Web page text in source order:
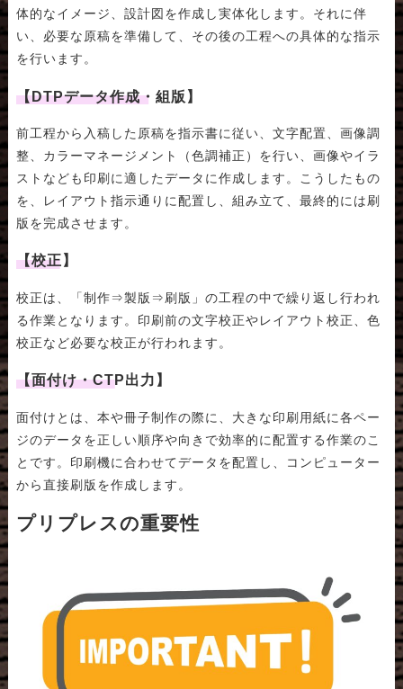
体的なイメージ、設計図を作成し実体化します。それに伴
い、必要な原稿を準備して、その後の工程への具体的な指示
を行います。
【DTPデータ作成・組版】
前工程から入稿した原稿を指示書に従い、文字配置、画像調
整、カラーマネージメント（色調補正）を行い、画像やイラ
ストなども印刷に適したデータに作成します。こうしたもの
を、レイアウト指示通りに配置し、組み立て、最終的には刷
版を完成させます。
【校正】
校正は、「制作⇒製版⇒刷版」の工程の中で繰り返し行われ
る作業となります。印刷前の文字校正やレイアウト校正、色
校正など必要な校正が行われます。
【面付け・CTP出力】
面付けとは、本や冊子制作の際に、大きな印刷用紙に各ペー
ジのデータを正しい順序や向きで効率的に配置する作業のこ
とです。印刷機に合わせてデータを配置し、コンピューター
から直接刷版を作成します。
プリプレスの重要性